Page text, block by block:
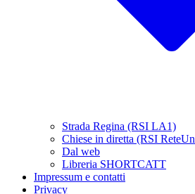
Strada Regina (RSI LA1)
Chiese in diretta (RSI
Dal web
Libreria SHORTCATT
Impressum e contatti
Privacy